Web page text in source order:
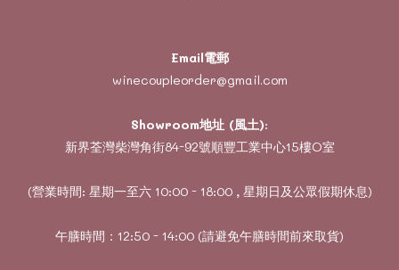
Email電郵
winecoupleorder@gmail.com
Showroom地址 (風土):
新界荃灣柴灣角街84-92號順豐工業中心15樓O室
(營業時間: 星期一至六 10:00 - 18:00 , 星期日及公眾假期休息)
午膳時間：12:50 - 14:00 (請避免午膳時間前來取貨)